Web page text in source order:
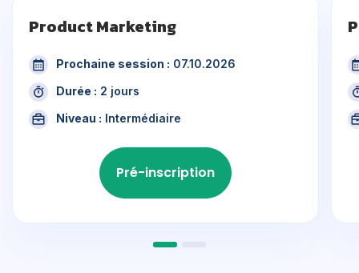
Product Marketing
Prochaine session : 07.10.2026
Durée : 2 jours
Niveau : Intermédiaire
Pré-inscription